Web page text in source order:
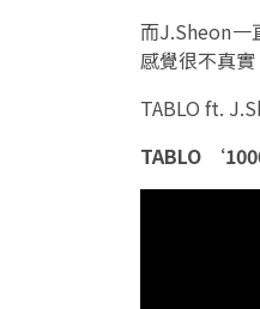
而J.Sheon一
感覺很不真
TABLO ft.
TABLO